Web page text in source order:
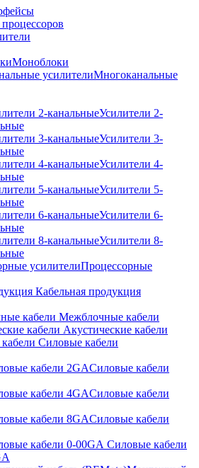
Моноблоки
Многоканальные
Усилители 2-
Усилители 3-
Усилители 4-
Усилители 5-
Усилители 6-
Усилители 8-
Процессорные
Кабельная продукция
Межблочные кабели
Акустические кабели
Силовые кабели
Силовые кабели
Силовые кабели
Силовые кабели
Силовые кабели